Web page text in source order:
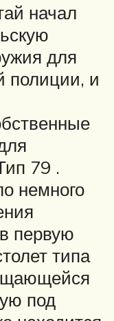
начал
для
полиции, и
79 .
немного
первую
типа
под